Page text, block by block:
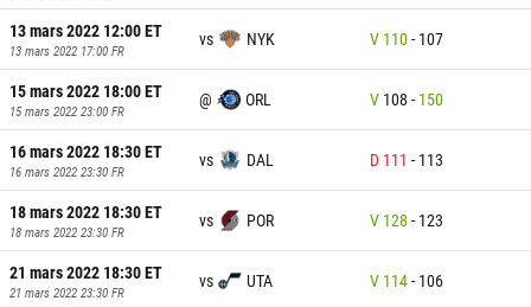
13 mars 2022 12:00ET
13 mars 2022 17:00 FR
vs NYK V 110- 107
15 mars 2022 18:00ET
15 mars 2022 23:00 FR
@ ORL V 108 - 150
16 mars 2022 18:30ET
16 mars 2022 23:30 FR
vs DAL D 111 - 113
18 mars 2022 18:30ET
18 mars 2022 23:30 FR
vs POR V 128 - 123
21 mars 2022 18:30ET
21 mars 2022 23:30 FR
vs UTA V 114- 106